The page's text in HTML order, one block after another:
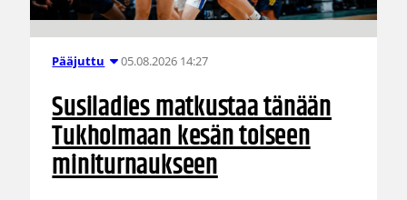
Pääjuttu 05.08.2026 14:27
Susiladies matkustaa tänään
Tukholmaan kesän toiseen
miniturnaukseen